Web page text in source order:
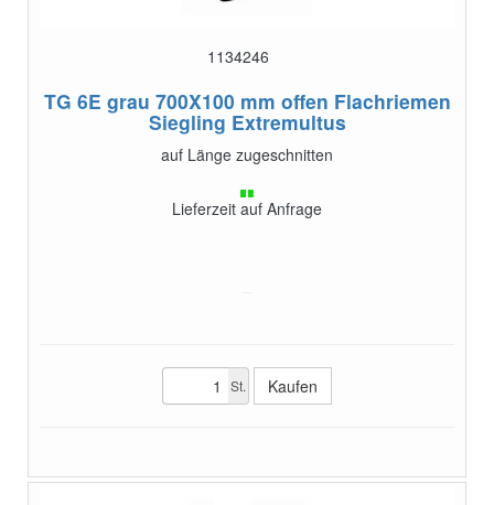
1134246
TG 6E grau 700X100 mm offen Flachriemen
Siegling Extremultus
auf Länge zugeschnitten
Lieferzeit auf Anfrage
St.